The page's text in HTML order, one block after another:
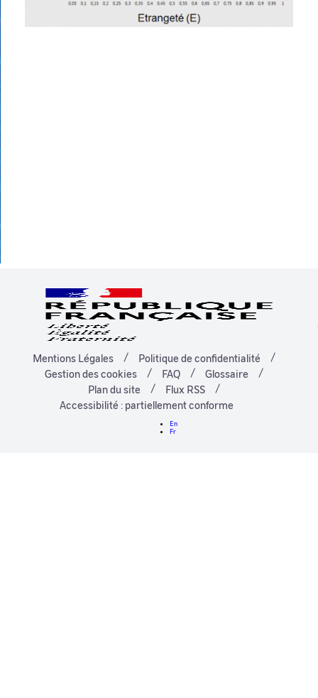
Mentions Légales
Politique de confidentialité
Gestion des cookies
FAQ
Glossaire
Plan du site
Flux RSS
Accessibilité : partiellement conforme
En
Fr